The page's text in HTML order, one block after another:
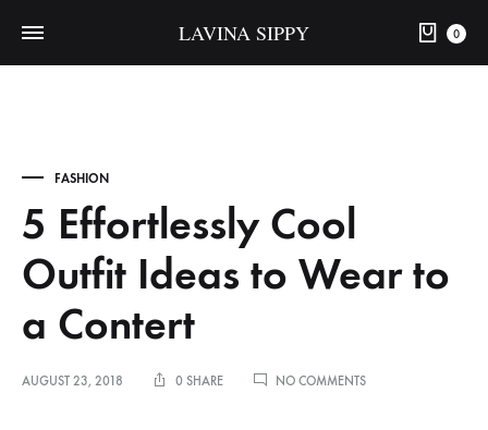
LAVINA SIPPY 0
FASHION
5 Effortlessly Cool
Outfit Ideas to Wear to
a Contert
AUGUST 23, 2018 0 SHARE NO COMMENTSON